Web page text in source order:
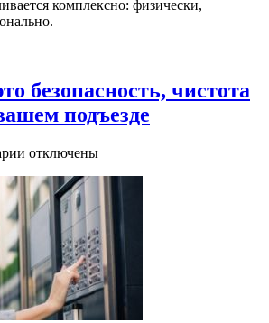
комплексно: физически,
безопасность, чистота
подъезде
к
Домофон
—
это
безопасность,
чистота
и
порядок
в
вашем
отключены